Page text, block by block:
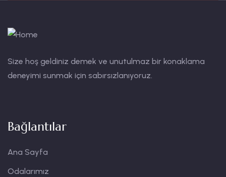
Size hoş geldiniz demek ve unutulmaz bir konaklama
deneyimi sunmak için sabırsızlanıyoruz.
Bağlantılar
Ana Sayfa
Odalarımız